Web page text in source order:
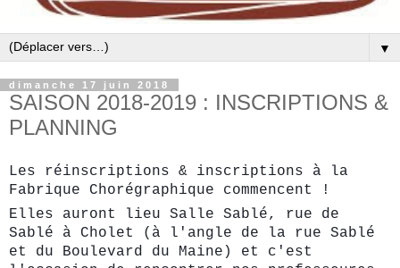
▼
dimanche 17 juin 2018
SAISON 2018-2019 : INSCRIPTIONS &
PLANNING
Les réinscriptions & inscriptions à la
Fabrique Chorégraphique commencent !
Elles auront lieu Salle Sablé, rue de
Sablé à Cholet (à l'angle de la rue Sablé
et du Boulevard du Maine) et c'est